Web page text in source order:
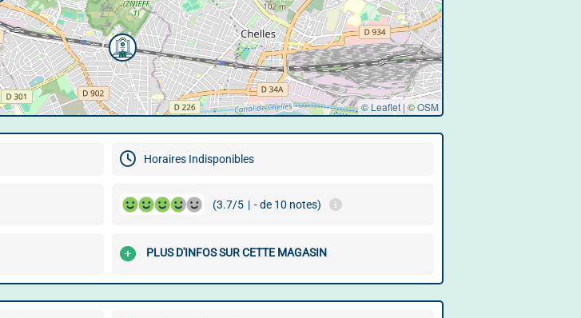
© Leaflet | ©OSM
Horaires Indisponibles
(3.7/5 | - de 10 notes)
PLUS D'INFOS SUR CETTE MAGASIN